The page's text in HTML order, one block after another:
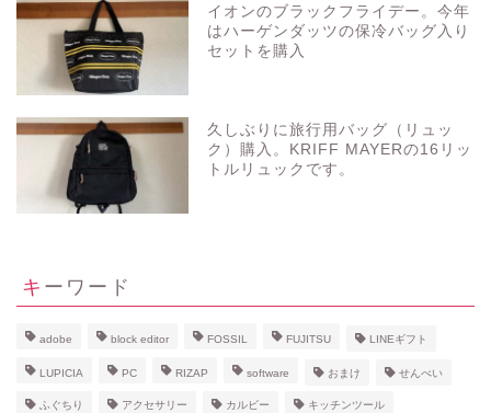
イオンのブラックフライデー。今年
はハーゲンダッツの保冷バッグ入り
セットを購入
久しぶりに旅行用バッグ（リュッ
ク）購入。KRIFF MAYERの16リッ
トルリュックです。
キーワード
adobe block editor FOSSIL FUJITSU LINEギフト
LUPICIA PC RIZAP software おまけ せんべい
ふぐちり アクセサリー カルビー キッチンツール